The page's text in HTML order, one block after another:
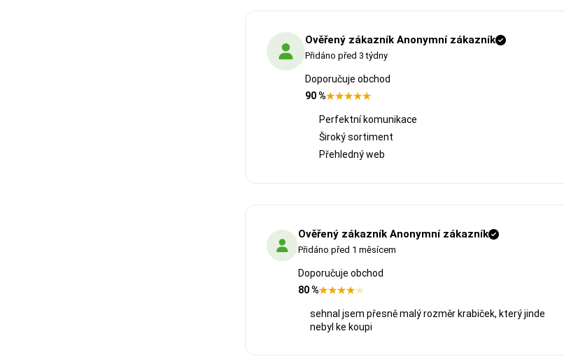
Ověřený zákazník Anonymní zákazník
Přidáno před 3 týdny
Doporučuje obchod
90 %
Perfektní komunikace
Široký sortiment
Přehledný web
Ověřený zákazník Anonymní zákazník
Přidáno před 1 měsícem
Doporučuje obchod
80 %
sehnal jsem přesně malý rozměr krabiček, který jinde
nebyl ke koupi